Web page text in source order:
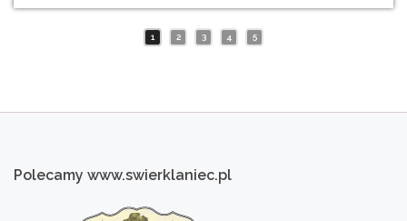
1 2 3 4 5
Polecamy www.swierklaniec.pl